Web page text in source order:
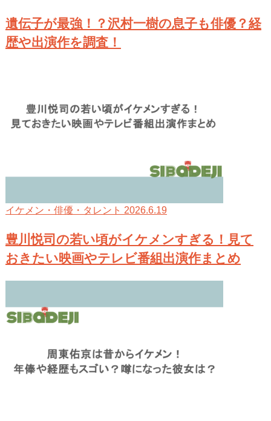
遺伝子が最強！？沢村一樹の息子も俳優？経
歴や出演作を調査！
イケメン・俳優・タレント 2026.6.19
豊川悦司の若い頃がイケメンすぎる！見て
おきたい映画やテレビ番組出演作まとめ